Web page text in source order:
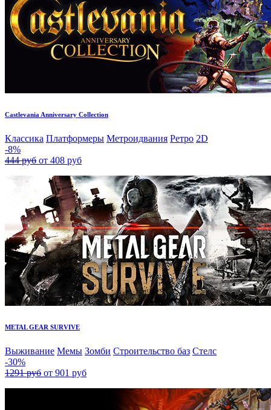
Castlevania Anniversary Collection
Классика Платформеры Метроидвания Ретро 2D
-8%
444 руб от 408 руб
METAL GEAR SURVIVE
Выживание Мемы Зомби Строительство баз Стелс
-30%
1291 руб от 901 руб